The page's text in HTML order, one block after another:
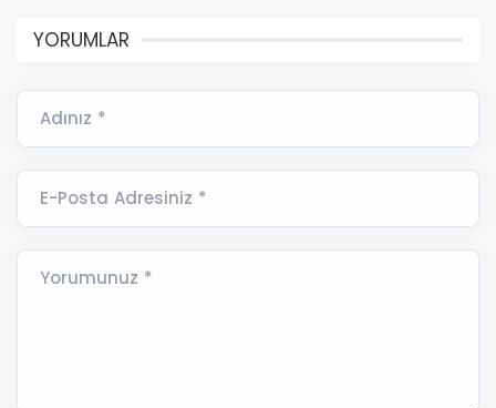
YORUMLAR
Adınız *
E-Posta Adresiniz *
Yorumunuz *